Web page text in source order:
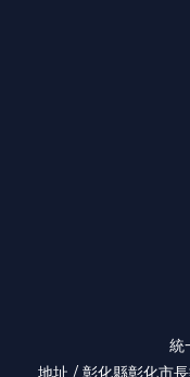
統
地址 / 彰化縣彰化市